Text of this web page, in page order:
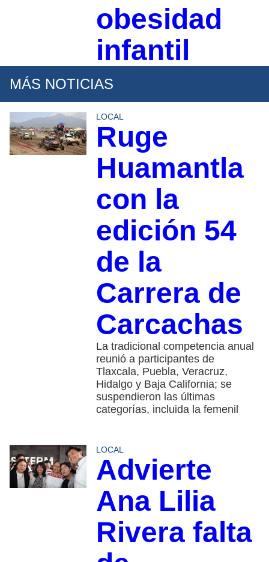
obesidad
infantil
MÁS NOTICIAS
LOCAL
Ruge
Huamantla
con la
edición 54
de la
Carrera de
Carcachas
La tradicional competencia anual
reunió a participantes de
Tlaxcala, Puebla, Veracruz,
Hidalgo y Baja California; se
suspendieron las últimas
categorías, incluida la femenil
LOCAL
Advierte
Ana Lilia
Rivera falta